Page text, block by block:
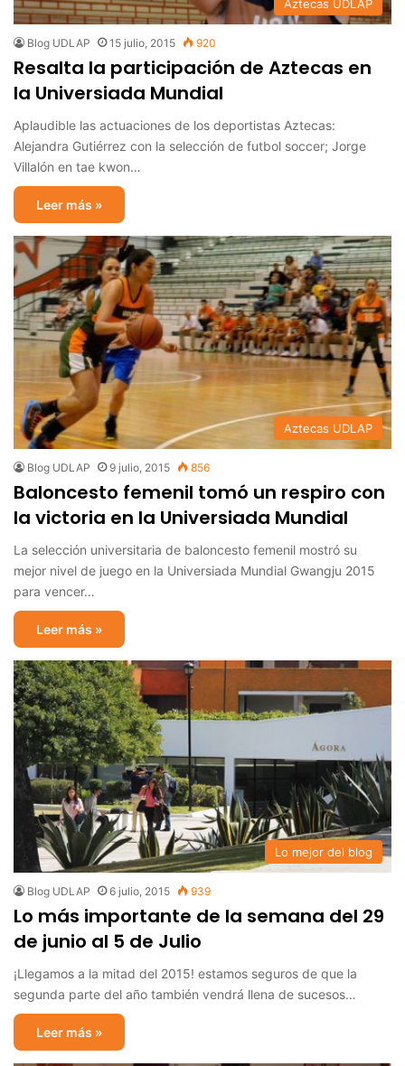
Aztecas UDLAP
Blog UDLAP 15 julio, 2015 920
Resalta la participación de Aztecas en
la Universiada Mundial
Aplaudible las actuaciones de los deportistas Aztecas:
Alejandra Gutiérrez con la selección de futbol soccer; Jorge
Villalón en tae kwon…
Leer más »
Aztecas UDLAP
Blog UDLAP 9 julio, 2015 856
Baloncesto femenil tomó un respiro con
la victoria en la Universiada Mundial
La selección universitaria de baloncesto femenil mostró su
mejor nivel de juego en la Universiada Mundial Gwangju 2015
para vencer…
Leer más »
Lo mejor del blog
Blog UDLAP 6 julio, 2015 939
Lo más importante de la semana del 29
de junio al 5 de Julio
¡Llegamos a la mitad del 2015! estamos seguros de que la
segunda parte del año también vendrá llena de sucesos…
Leer más »